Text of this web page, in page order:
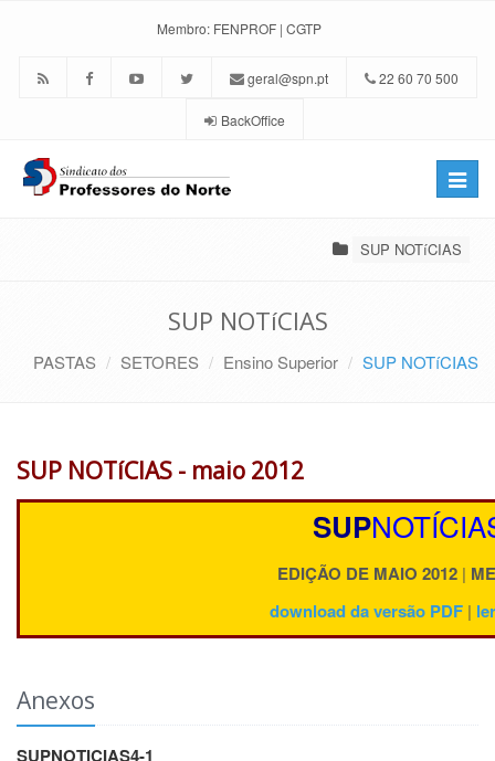
Membro: FENPROF | CGTP
geral@spn.pt 22 60 70 500
BackOffice
Toggle
SUP NOTíCIAS
SUP NOTíCIAS
PASTAS SETORES Ensino Superior SUP NOTíCIAS
SUP NOTíCIAS - maio 2012
SUP
EDIÇÃO DE MAIO 2012 |
download da versão PDF |
Anexos
SUPNOTICIAS4-1